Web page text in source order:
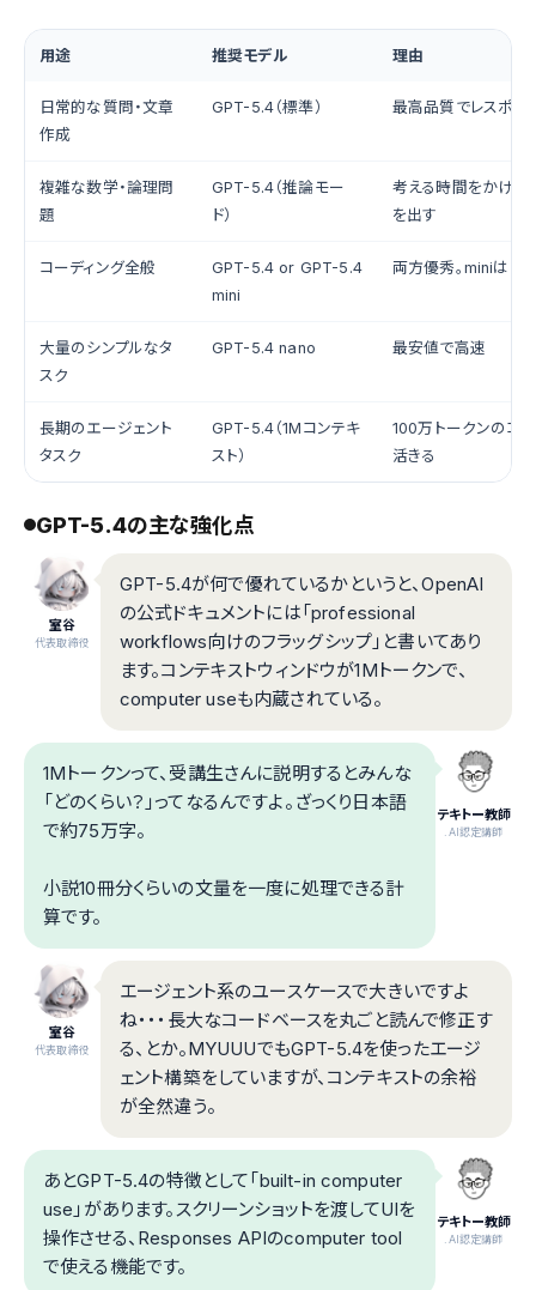
用途 推奨モデル 理由
日常的な質問・文章
作成
GPT-5.4（標準） 最高品質でレスポン
複雑な数学・論理問
題
GPT-5.4（推論モー
ド）
考える時間をかけて
を出す
コーディング全般
GPT-5.4 or GPT-5.4
mini
両方優秀。miniはコ
大量のシンプルなタ
スク
GPT-5.4 nano 最安値で高速
長期のエージェント
タスク
GPT-5.4（1Mコンテキ
スト）
100万トークンのコ
活きる
GPT-5.4の主な強化点
室谷
代表取締役
GPT-5.4が何で優れているかというと、OpenAI
の公式ドキュメントには「professional
workflows向けのフラッグシップ」と書いてあり
ます。コンテキストウィンドウが1Mトークンで、
computer useも内蔵されている。
テキトー教師
.AI認定講師
1Mトークンって、受講生さんに説明するとみんな
「どのくらい？」ってなるんですよ。ざっくり日本語
で約75万字。
小説10冊分くらいの文量を一度に処理できる計
算です。
室谷
代表取締役
エージェント系のユースケースで大きいですよ
ね・・・長大なコードベースを丸ごと読んで修正す
る、とか。MYUUUでもGPT-5.4を使ったエージ
ェント構築をしていますが、コンテキストの余裕
が全然違う。
テキトー教師
.AI認定講師
あとGPT-5.4の特徴として「built-in computer
use」があります。スクリーンショットを渡してUIを
操作させる、Responses APIのcomputer tool
で使える機能です。